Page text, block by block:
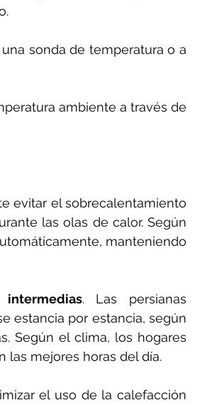
sonda de temperatura o a
ambiente a través de
evitar el sobrecalentamiento
las olas de calor. Según
manteniendo
. Las persianas
estancia por estancia, según
Según el clima, los hogares
las mejores horas del día.
el uso de la calefacción